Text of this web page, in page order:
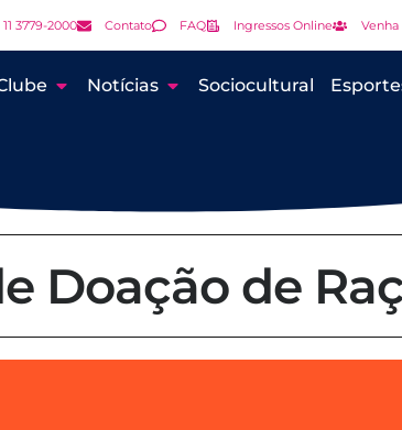
11 3779-2000 Contato FAQ Ingressos Online Venha
Notícias Sociocultural
Doação de